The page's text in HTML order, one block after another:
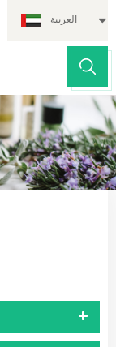
العربية